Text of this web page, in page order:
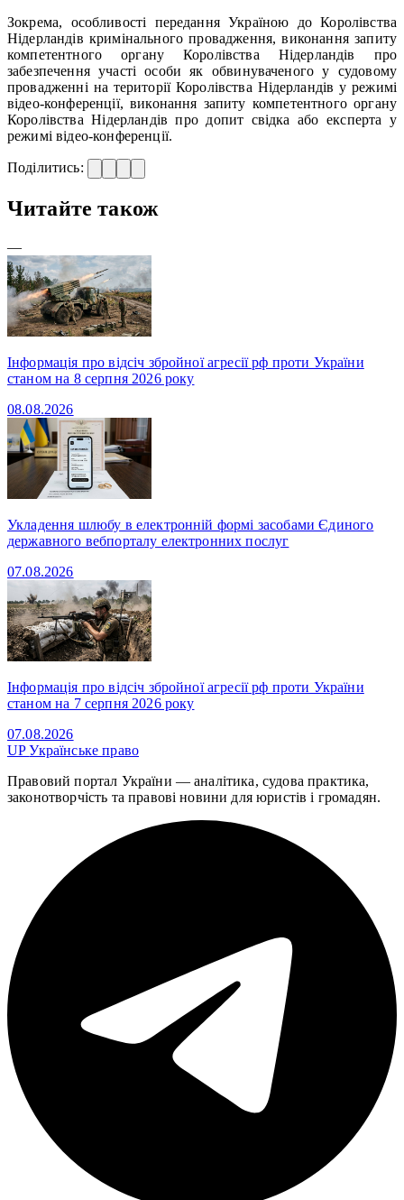
Зокрема, особливості передання Україною до Королівства
Нідерландів кримінального провадження, виконання запиту
компетентного органу Королівства Нідерландів про
забезпечення участі особи як обвинуваченого у судовому
провадженні на території Королівства Нідерландів у режимі
відео-конференції, виконання запиту компетентного органу
Королівства Нідерландів про допит свідка або експерта у
режимі відео-конференції.
Поділитись:
Читайте також
—
Інформація про відсіч збройної агресії рф проти України
станом на 8 серпня 2026 року
08.08.2026
Укладення шлюбу в електронній формі засобами Єдиного
державного вебпорталу електронних послуг
07.08.2026
Інформація про відсіч збройної агресії рф проти України
станом на 7 серпня 2026 року
07.08.2026
UPУкраїнське право
Правовий портал України — аналітика, судова практика,
законотворчість та правові новини для юристів і громадян.